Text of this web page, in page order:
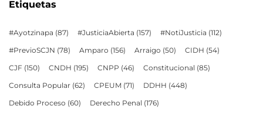
Etiquetas
#Ayotzinapa (87) #JusticiaAbierta (157) #NotiJusticia (112)
#PrevioSCJN (78) Amparo (156) Arraigo (50) CIDH (54)
CJF (150) CNDH (195) CNPP (46) Constitucional (85)
Consulta Popular (62) CPEUM (71) DDHH (448)
Debido Proceso (60) Derecho Penal (176)